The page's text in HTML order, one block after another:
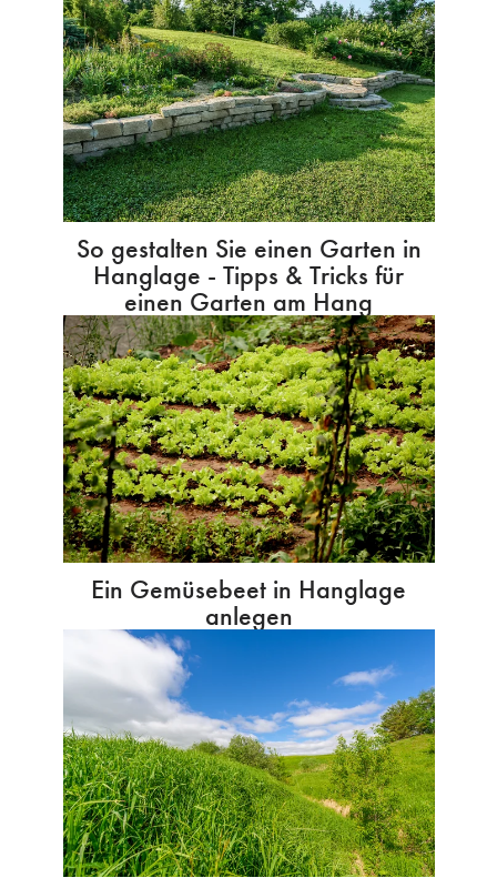
So gestalten Sie einen Garten in
Hanglage - Tipps & Tricks für
einen Garten am Hang
Ein Gemüsebeet in Hanglage
anlegen